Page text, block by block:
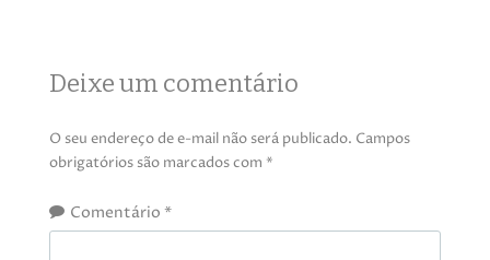
Deixe um comentário
O seu endereço de e-mail não será publicado. Campos
obrigatórios são marcados com *
Comentário *